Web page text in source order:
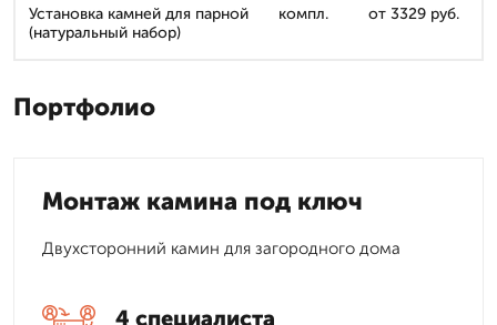
Установка камней для парной
(натуральный набор)
компл. от 3329 руб.
Портфолио
Монтаж камина под ключ
Двухсторонний камин для загородного дома
4 специалиста